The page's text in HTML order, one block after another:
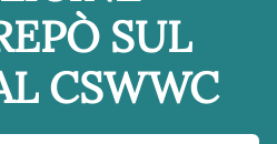
SUL
CSWWC